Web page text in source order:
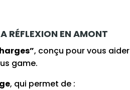
RÉFLEXION EN AMONT
, conçu pour vous aider
game.
, qui permet de :